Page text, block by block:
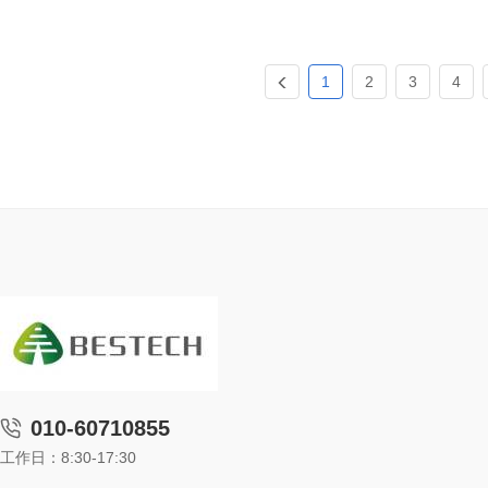
1 2 3 4
010-60710855
工作日：8:30-17:30